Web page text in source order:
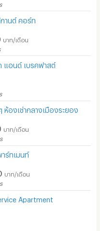
านต์ คอร์ท
บาท/เดือน
แอนด์ เบรคฟาสต์
ห้องเช่ากลางเมืองระยอง
บาท/เดือน
ร์ทเมนท์
บาท/เดือน
Apartment